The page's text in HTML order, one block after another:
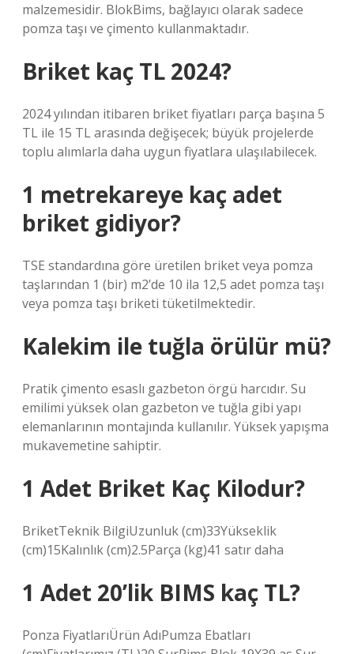
malzemesidir. BlokBims, bağlayıcı olarak sadece
pomza taşı ve çimento kullanmaktadır.
Briket kaç TL 2024?
2024 yılından itibaren briket fiyatları parça başına 5
TL ile 15 TL arasında değişecek; büyük projelerde
toplu alımlarla daha uygun fiyatlara ulaşılabilecek.
1 metrekareye kaç adet
briket gidiyor?
TSE standardına göre üretilen briket veya pomza
taşlarından 1 (bir) m2’de 10 ila 12,5 adet pomza taşı
veya pomza taşı briketi tüketilmektedir.
Kalekim ile tuğla örülür mü?
Pratik çimento esaslı gazbeton örgü harcıdır. Su
emilimi yüksek olan gazbeton ve tuğla gibi yapı
elemanlarının montajında ​​kullanılır. Yüksek yapışma
mukavemetine sahiptir.
1 Adet Briket Kaç Kilodur?
BriketTeknik BilgiUzunluk (cm)33Yükseklik
(cm)15Kalınlık (cm)2.5Parça (kg)41 satır daha
1 Adet 20’lik BIMS kaç TL?
Ponza FiyatlarıÜrün AdıPumza Ebatları